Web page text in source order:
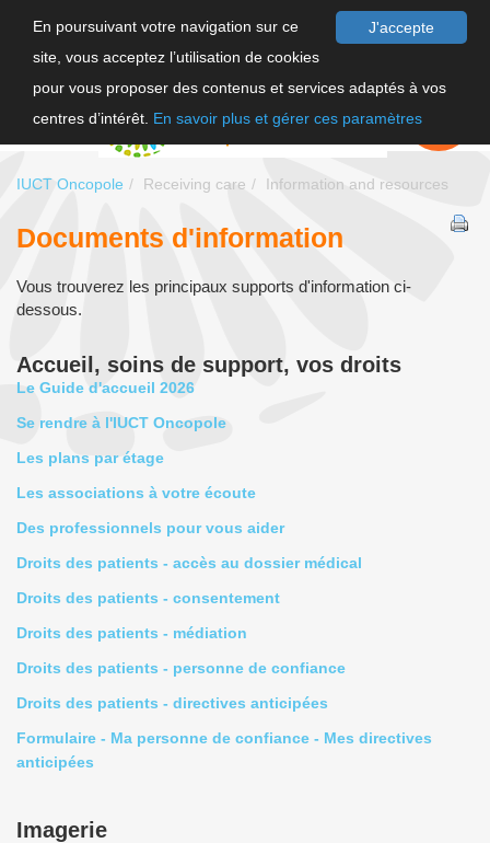
J'accepte
En poursuivant votre navigation sur ce
site, vous acceptez l’utilisation de cookies
pour vous proposer des contenus et services adaptés à vos
centres d’intérêt. En savoir plus et gérer ces paramètres
FAIRE UN
DON
IUCT Oncopole Receiving care Information and resources
Documents d'information
Vous trouverez les principaux supports d'information ci-
dessous.
Accueil, soins de support, vos droits
Le Guide d'accueil 2026
Se rendre à l'IUCT Oncopole
Les plans par étage
Les associations à votre écoute
Des professionnels pour vous aider
Droits des patients - accès au dossier médical
Droits des patients - consentement
Droits des patients - médiation
Droits des patients - personne de confiance
Droits des patients - directives anticipées
Formulaire - Ma personne de confiance - Mes directives
anticipées
Imagerie